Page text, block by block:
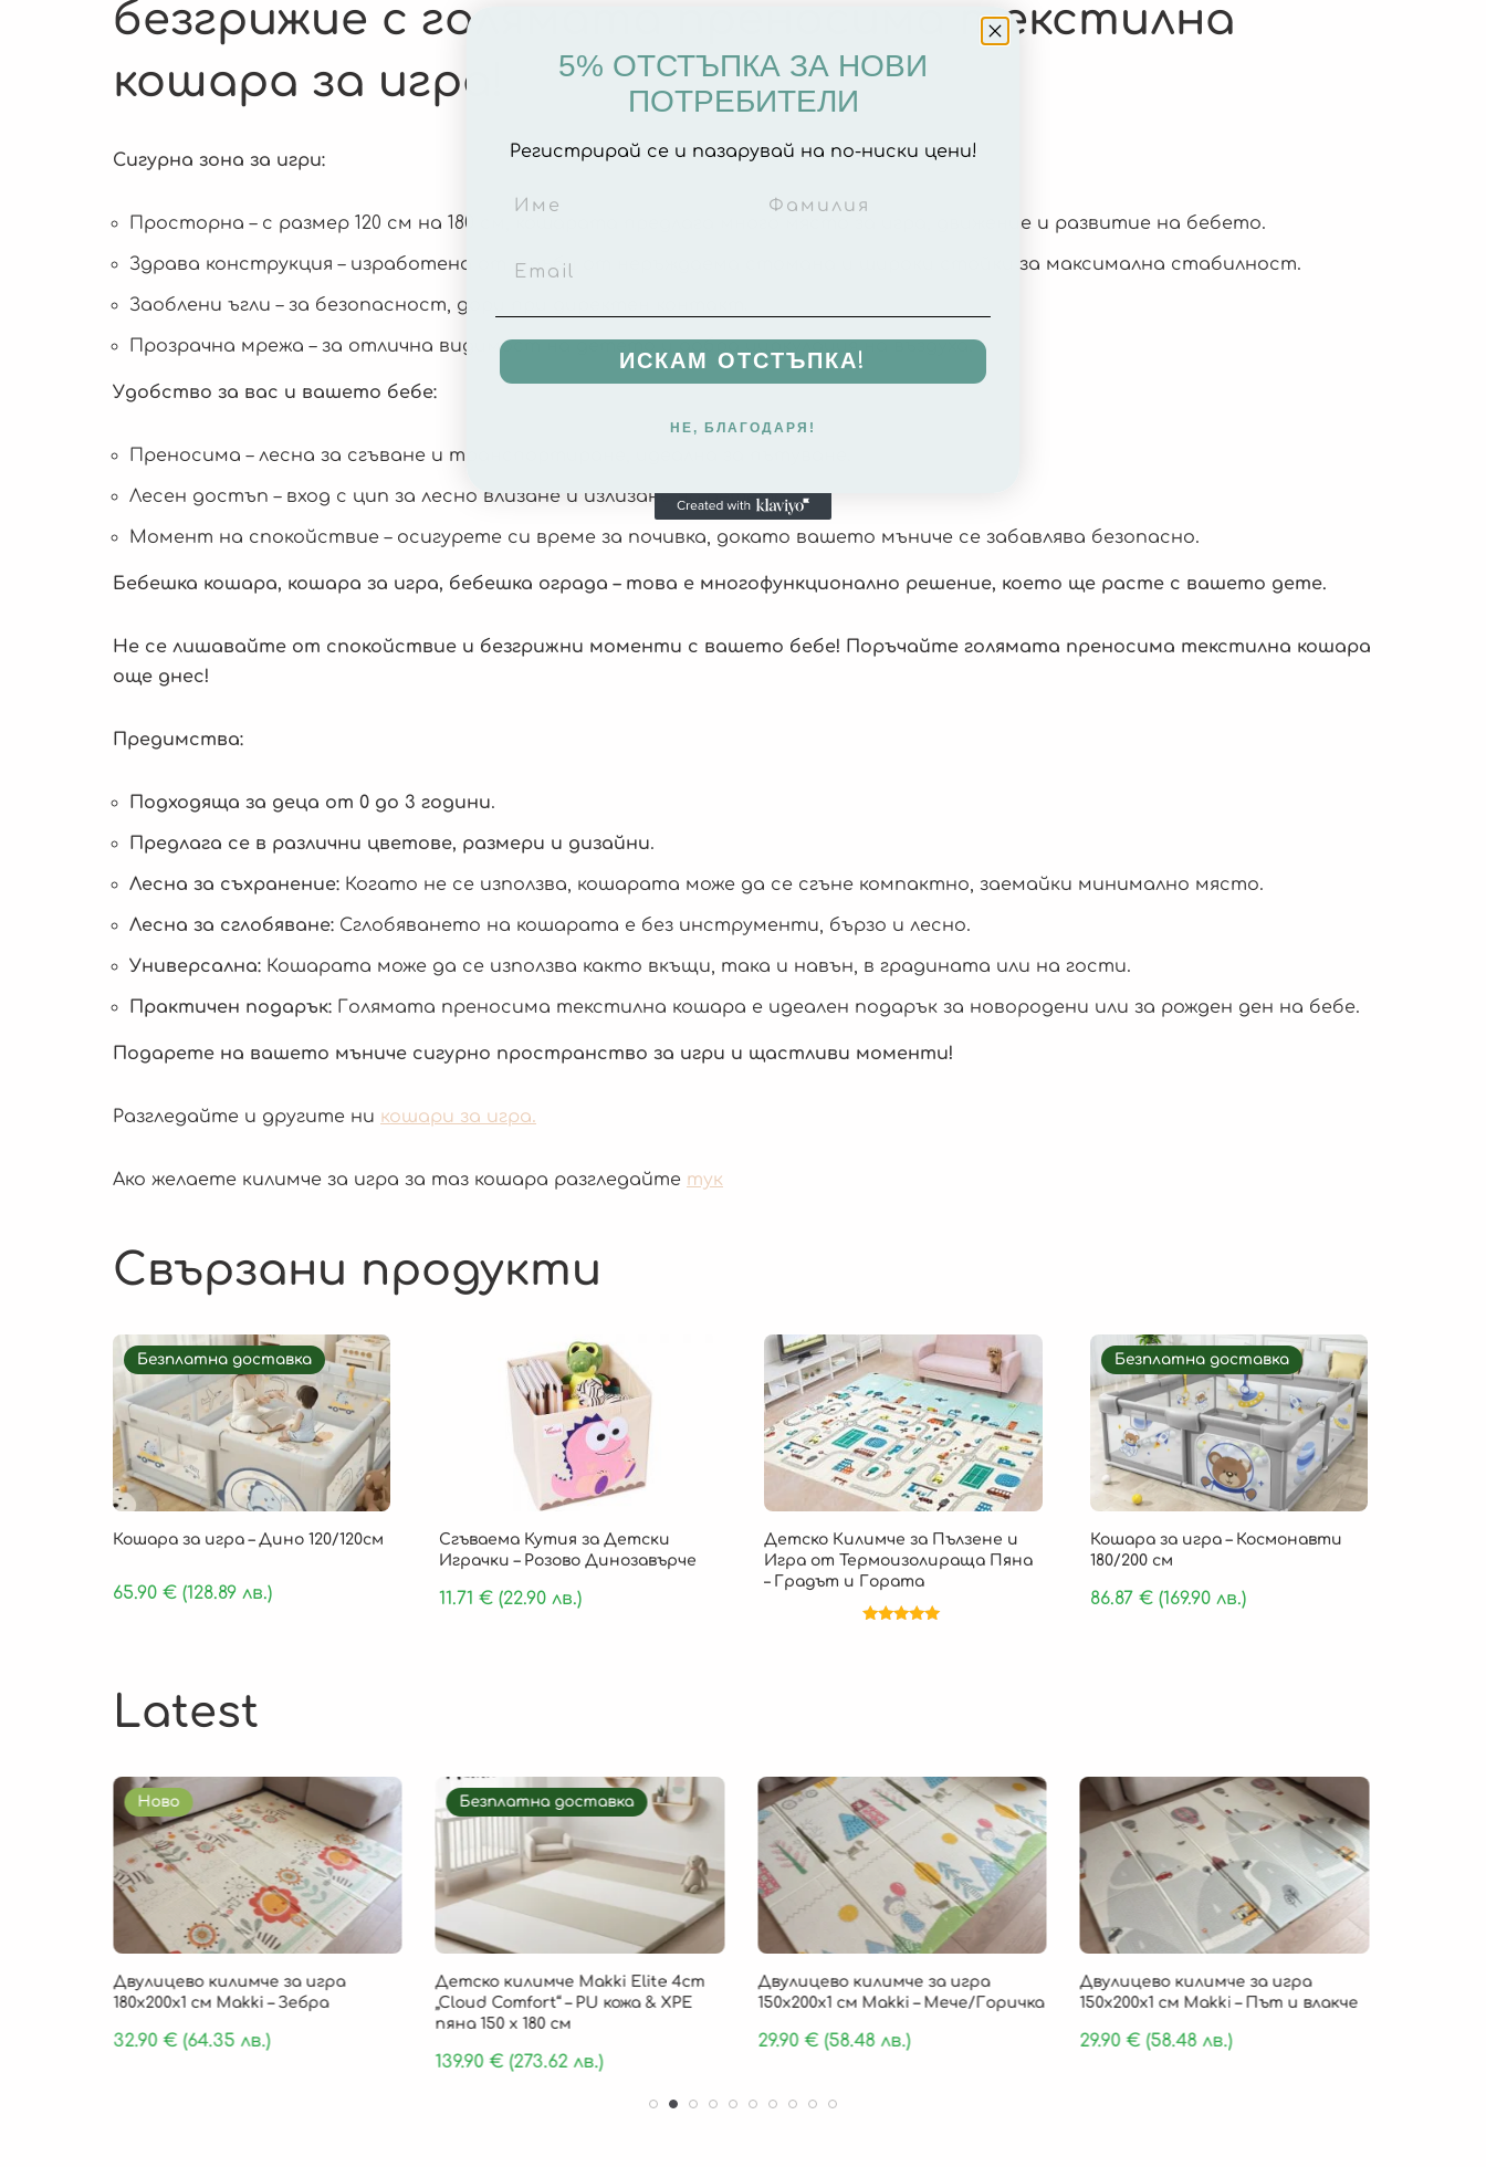
безгрижие с голямата преносима текстилна
кошара за игра!
Сигурна зона за игри:
Просторна – с размер 120 см на 180 см, кошарата предлага много място за игра, движение и развитие на бебето.
Здрава конструкция – изработена от тръби от неръждаема стомана и широки стойки за максимална стабилност.
Заоблени ъгли – за безопасност, дори при директен контакт.
Прозрачна мрежа – за отлична видимост на детето и добра циркулация на въздуха.
Удобство за вас и вашето бебе:
Преносима – лесна за сгъване и транспортиране, идеална за пътуване.
Лесен достъп – вход с цип за лесно влизане и излизане на детето.
Момент на спокойствие – осигурете си време за почивка, докато вашето мъниче се забавлява безопасно.
Бебешка кошара, кошара за игра, бебешка ограда – това е многофункционално решение, което ще расте с вашето дете.
Не се лишавайте от спокойствие и безгрижни моменти с вашето бебе! Поръчайте голямата преносима текстилна кошара
още днес!
Предимства:
Подходяща за деца от 0 до 3 години.
Предлага се в различни цветове, размери и дизайни.
Лесна за съхранение: Когато не се използва, кошарата може да се сгъне компактно, заемайки минимално място.
Лесна за сглобяване: Сглобяването на кошарата е без инструменти, бързо и лесно.
Универсална: Кошарата може да се използва както вкъщи, така и навън, в градината или на гости.
Практичен подарък: Голямата преносима текстилна кошара е идеален подарък за новородени или за рожден ден на бебе.
Подарете на вашето мъниче сигурно пространство за игри и щастливи моменти!
Разгледайте и другите ни кошари за игра.
Ако желаете килимче за игра за таз кошара разгледайте тук
Свързани продукти
Безплатна доставка
Кошара за игра – Дино 120/120см
65.90 € (128.89 лв.)
Сгъваема Кутия за Детски
Играчки – Розово Динозавърче
11.71 €(22.90 лв.)
Детско Килимче за Пълзене и
Игра от Термоизолираща Пяна
– Градът и Гората
Безплатна доставка
Кошара за игра – Космонавти
180/200 см
86.87€ (169.90 лв.)
Latest
Ново
Двулицево килимче за игра
180х200х1 см Makki – Зебра
32.90 €(64.35 лв.)
Безплатна доставка
Детско килимче Makki Elite 4cm
„Cloud Comfort“ – PU кожа & XPE
пяна 150 х 180 см
139.90€(273.62 лв.)
Двулицево килимче за игра
150х200х1 см Makki – Мече/Горичка
29.90 €(58.48 лв.)
Двулицево килимче за игра
150х200х1 см Makki – Път и влакче
29.90€(58.48 лв.)
5% ОТСТЪПКА ЗА НОВИ
ПОТРЕБИТЕЛИ
Регистрирай се и пазарувай на по-ниски цени!
ИСКАМ ОТСТЪПКА!
НЕ, БЛАГОДАРЯ!